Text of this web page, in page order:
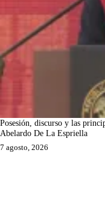
Posesión, discurso y las
Abelardo De La Espriella
7 agosto, 2026